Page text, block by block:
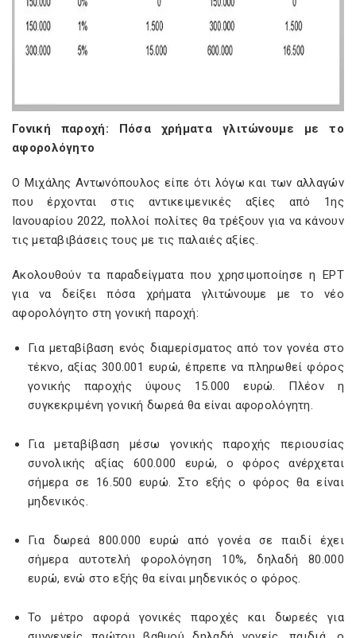
Γονική παροχή: Πόσα χρήματα γλιτώνουμε με το
αφορολόγητο
Ο Μιχάλης Αντωνόπουλος είπε ότι λόγω και των αλλαγών
που έρχονται στις αντικειμενικές αξίες από 1ης
Ιανουαρίου 2022, πολλοί πολίτες θα τρέξουν για να κάνουν
τις μεταβιβάσεις τους με τις παλαιές αξίες.
Ακολουθούν τα παραδείγματα που χρησιμοποίησε η ΕΡΤ
για να δείξει πόσα χρήματα γλιτώνουμε με το νέο
αφορολόγητο στη γονική παροχή:
Για μεταβίβαση ενός διαμερίσματος από τον γονέα στο
τέκνο, αξίας 300.001 ευρώ, έπρεπε να πληρωθεί φόρος
γονικής παροχής ύψους 15.000 ευρώ. Πλέον η
συγκεκριμένη γονική δωρεά θα είναι αφορολόγητη.
Για μεταβίβαση μέσω γονικής παροχής περιουσίας
συνολικής αξίας 600.000 ευρώ, ο φόρος ανέρχεται
σήμερα σε 16.500 ευρώ. Στο εξής ο φόρος θα είναι
μηδενικός.
Για δωρεά 800.000 ευρώ από γονέα σε παιδί έχει
σήμερα αυτοτελή φορολόγηση 10%, δηλαδή 80.000
ευρώ, ενώ στο εξής θα είναι μηδενικός ο φόρος.
Το μέτρο αφορά γονικές παροχές και δωρεές για